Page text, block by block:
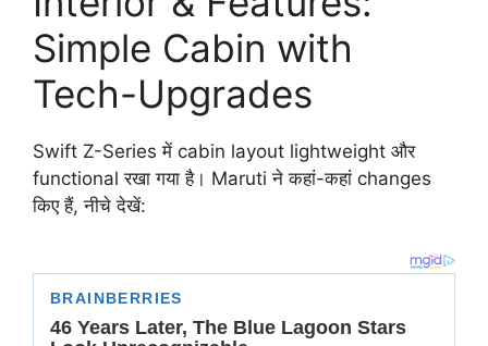
Simple Cabin with
Tech-Upgrades
Swift Z-Series में cabin layout lightweight और
functional रखा गया है। Maruti ने कहां-कहां changes
किए हैं, नीचे देखें: